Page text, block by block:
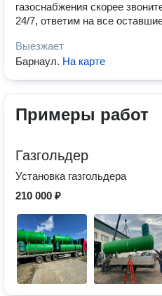
газоснабжения скорее
24/7, ответим на все
Выезжает
Барнаул. На карте
Примеры работ
Газгольдер
Установка газгольдера
210 000 ₽